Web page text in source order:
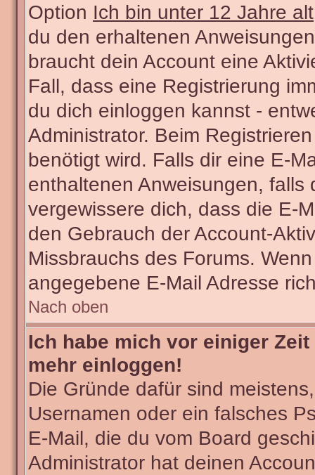
Option Ich bin unter 12 Jahre alt
du den erhaltenen
braucht dein Account eine
Fall, dass eine Registrierung
du dich einloggen kannst -
Administrator. Beim
benötigt wird. Falls dir eine E-
enthaltenen Anweisungen,
vergewissere dich, dass die E-
den Gebrauch der Account-
Missbrauchs des Forums.
angegebene E-Mail Adresse
Nach oben
Ich habe mich vor einiger
mehr einloggen!
Die Gründe dafür sind
Usernamen oder ein falsches
E-Mail, die du vom Board
Administrator hat deinen